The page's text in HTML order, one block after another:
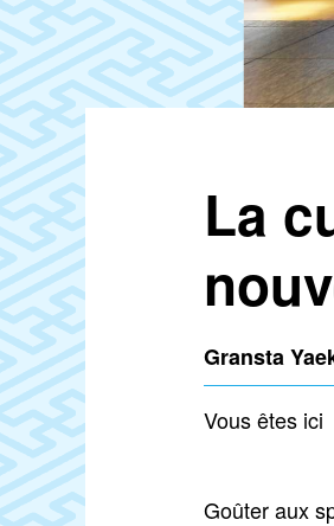
La
Gransta
Vous êtes ici
Goûter aux